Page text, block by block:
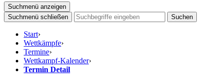
Suchmenü anzeigen
Suchmenü schließen
Suchen
Start›
Wettkämpfe›
Termine›
Wettkampf-Kalender›
Termin Detail